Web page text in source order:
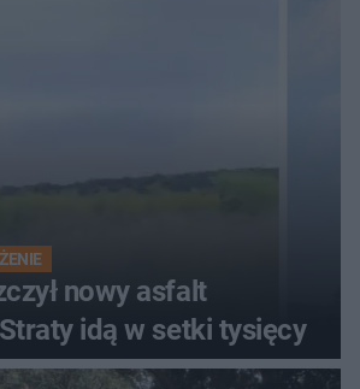
nowy asfalt
idą w setki tysięcy